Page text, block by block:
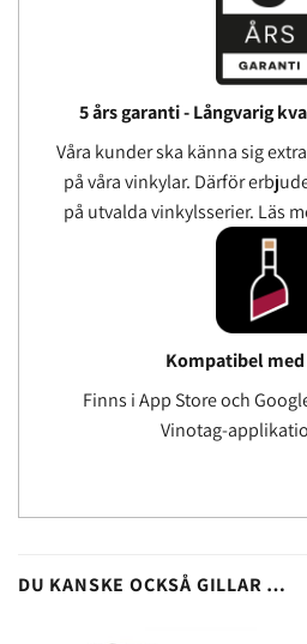
5 års garanti - Långvarig
Våra kunder ska känna sig
på våra vinkylar. Därför
på utvalda vinkylsserier. Läs
Kompatibel
Finns i App Store och
Vinotag-
DU KANSKE OCKSÅ GILLAR …